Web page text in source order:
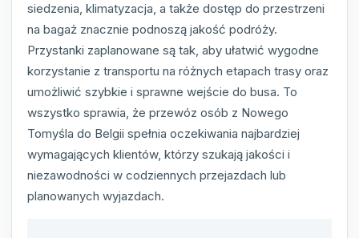
siedzenia, klimatyzacja, a także dostęp do przestrzeni
na bagaż znacznie podnoszą jakość podróży.
Przystanki zaplanowane są tak, aby ułatwić wygodne
korzystanie z transportu na różnych etapach trasy oraz
umożliwić szybkie i sprawne wejście do busa. To
wszystko sprawia, że przewóz osób z Nowego
Tomyśla do Belgii spełnia oczekiwania najbardziej
wymagających klientów, którzy szukają jakości i
niezawodności w codziennych przejazdach lub
planowanych wyjazdach.